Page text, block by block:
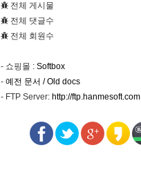
전체 게시물
전체 댓글수
전체 회원수
- 쇼핑몰 : Softbox
- 예전 문서 / Old docs
- FTP Server: http://ftp.hanmesoft.com